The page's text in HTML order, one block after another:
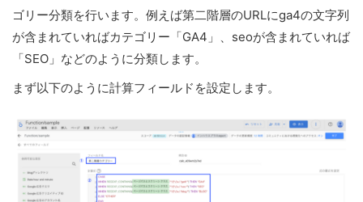
ゴリー分類を行います。例えば第二階層のURLにga4の文字列
が含まれていればカテゴリー「GA4」、seoが含まれていれば
「SEO」などのように分類します。
まず以下のように計算フィールドを設定します。